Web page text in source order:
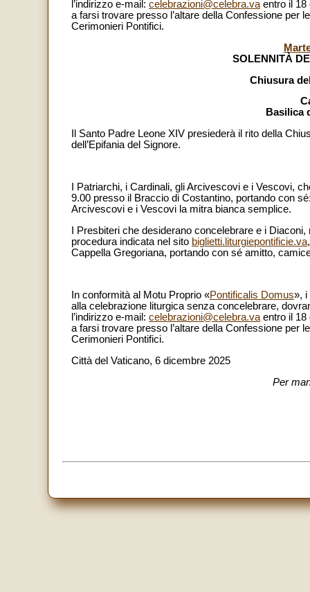
l’indirizzo e-mail: celebrazioni@celebra.vaentro il 18
a farsi trovare presso l’altare della Confessione per
Cerimonieri Pontifici.
SOLENNITÀ
Chiusura
Basilica
Il Santo Padre Leone XIV presiederà il rito della
dell’Epifania del Signore.
I Patriarchi, i Cardinali, gli Arcivescovi e i Vescovi,
9.00 presso il Braccio di Costantino, portando con
Arcivescovi e i Vescovi la mitra bianca semplice.
I Presbiteri che desiderano concelebrare e i
procedura indicata nel sito biglietti.liturgiepontificie.va
Cappella Gregoriana, portando con sé amitto,
In conformità al Motu Proprio «Pontificalis Domus», i
alla celebrazione liturgica senza concelebrare,
l’indirizzo e-mail: celebrazioni@celebra.va entro il 18
a farsi trovare presso l’altare della Confessione per
Cerimonieri Pontifici.
Città del Vaticano, 6 dicembre 2025
Per